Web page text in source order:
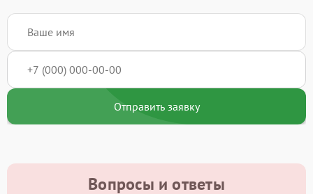
Отправить заявку
Вопросы и ответы